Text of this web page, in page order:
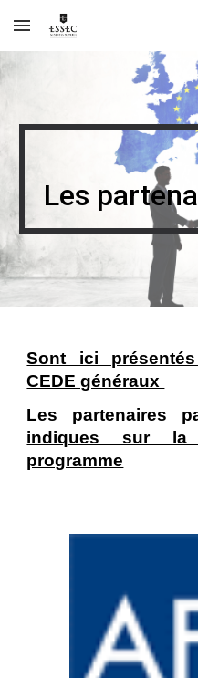
Skip to main content
Les
Sont ici
CEDE généraux
Les partenaires
indiques sur
programme